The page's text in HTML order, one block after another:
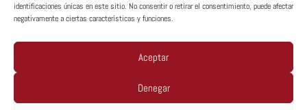
identificaciones únicas en este sitio. No consentir o retirar el consentimiento, puede afectar
negativamente a ciertas características y funciones.
Aceptar
Denegar
Copyright © MTA España 2026